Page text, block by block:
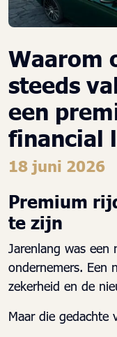
Waarom
steeds
een
financial
18 juni 2026
Premium
te zijn
Jarenlang was een
ondernemers. Een
zekerheid en de
Maar die gedachte